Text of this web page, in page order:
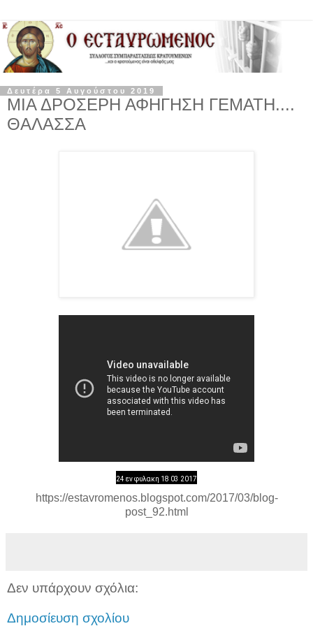
Δευτέρα 5 Αυγούστου 2019
ΜΙΑ ΔΡΟΣΕΡΗ ΑΦΗΓΗΣΗ ΓΕΜΑΤΗ....
ΘΑΛΑΣΣΑ
24 εν φυλακη 18 03 2017
https://estavromenos.blogspot.com/2017/03/blog-
post_92.html
Δεν υπάρχουν σχόλια:
Δημοσίευση σχολίου